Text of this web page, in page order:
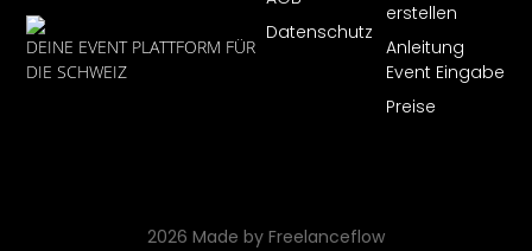
DEINE EVENT PLATTFORM FÜR
DIE SCHWEIZ
erstellen
Anleitung
Event Eingabe
Preise
Datenschutz
2026 Made by Freelanceflow